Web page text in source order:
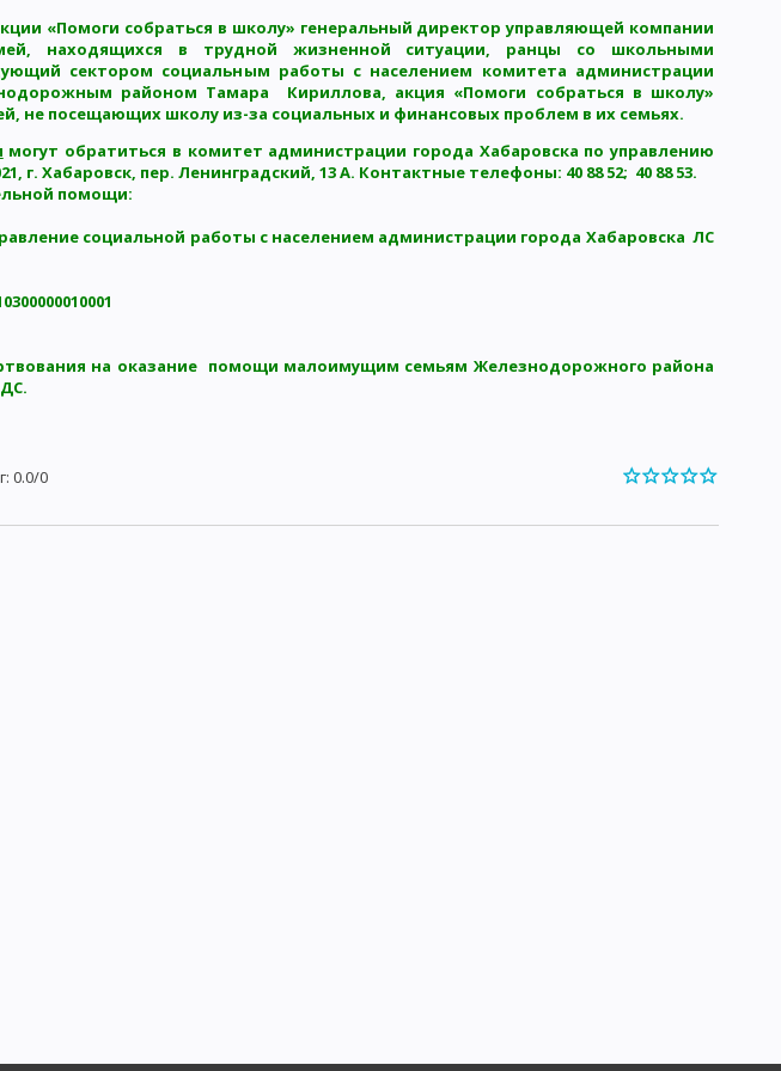
«Помоги собраться в школу» генеральный директор управляющей компании
находящихся в трудной жизненной ситуации, ранцы со школьными
сектором социальным работы с населением комитета администрации
районом Тамара Кириллова, акция «Помоги собраться в школу»
не посещающих школу из-за социальных и финансовых проблем в их семьях.
могут обратиться в комитет администрации города Хабаровска по управлению
Хабаровск, пер. Ленинградский, 13 А. Контактные телефоны: 40 88 52; 40 88 53.
помощи:
социальной работы с населением администрации города Хабаровска ЛС
на оказание помощи малоимущим семьям Железнодорожного района
: 0.0/0